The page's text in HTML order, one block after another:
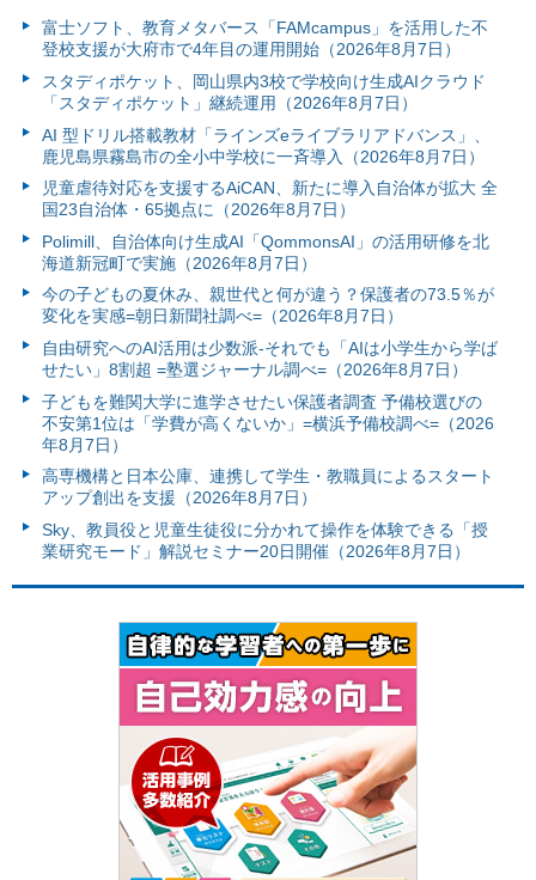
富⼠ソフト、教育メタバース「FAMcampus」を活用した不
登校支援が大府市で4年目の運用開始（2026年8月7日）
スタディポケット、岡山県内3校で学校向け生成AIクラウド
「スタディポケット」継続運用（2026年8月7日）
AI 型ドリル搭載教材「ラインズeライブラリアドバンス」、
鹿児島県霧島市の全小中学校に一斉導入（2026年8月7日）
児童虐待対応を支援するAiCAN、新たに導入自治体が拡大 全
国23自治体・65拠点に（2026年8月7日）
Polimill、自治体向け生成AI「QommonsAI」の活用研修を北
海道新冠町で実施（2026年8月7日）
今の子どもの夏休み、親世代と何が違う？保護者の73.5％が
変化を実感=朝日新聞社調べ=（2026年8月7日）
自由研究へのAI活用は少数派-それでも「AIは小学生から学ば
せたい」8割超 =塾選ジャーナル調べ=（2026年8月7日）
子どもを難関大学に進学させたい保護者調査 予備校選びの
不安第1位は「学費が高くないか」=横浜予備校調べ=（2026
年8月7日）
高専機構と日本公庫、連携して学生・教職員によるスタート
アップ創出を支援（2026年8月7日）
Sky、教員役と児童生徒役に分かれて操作を体験できる「授
業研究モード」解説セミナー20日開催（2026年8月7日）